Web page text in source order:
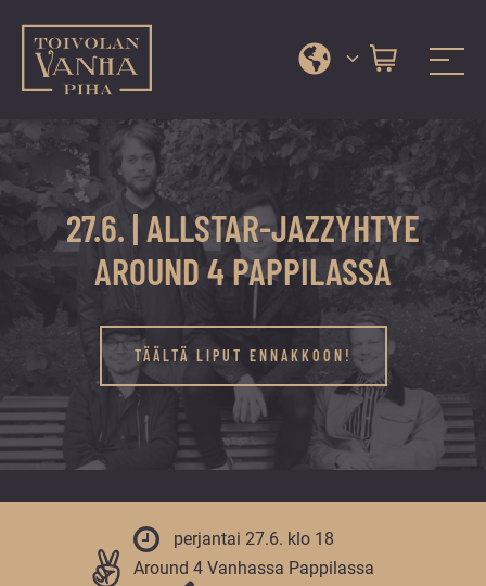
Siirry
suoraan
sisältöön
Toivolan vanha piha
kauneimmassa
pihapiirissä
erilaiset
palvelut
tapahtumat
kiireettömiä
hyviä
hetkiä
ympäri
27.6. | ALLSTAR-JAZZYHTYE
AROUND 4 PAPPILASSA
TÄÄLTÄ LIPUT ENNAKKOON!
perjantai 27.6. klo 18
Around 4 Vanhassa Pappilassa